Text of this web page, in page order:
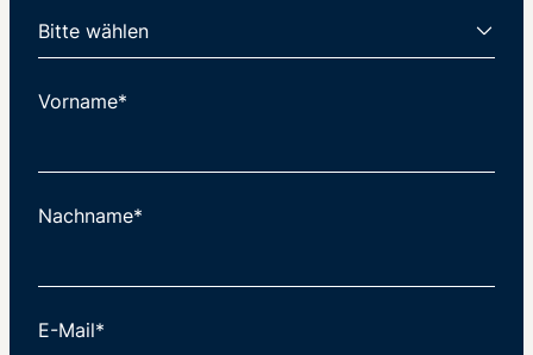
Vorname*
Nachname*
E-Mail*